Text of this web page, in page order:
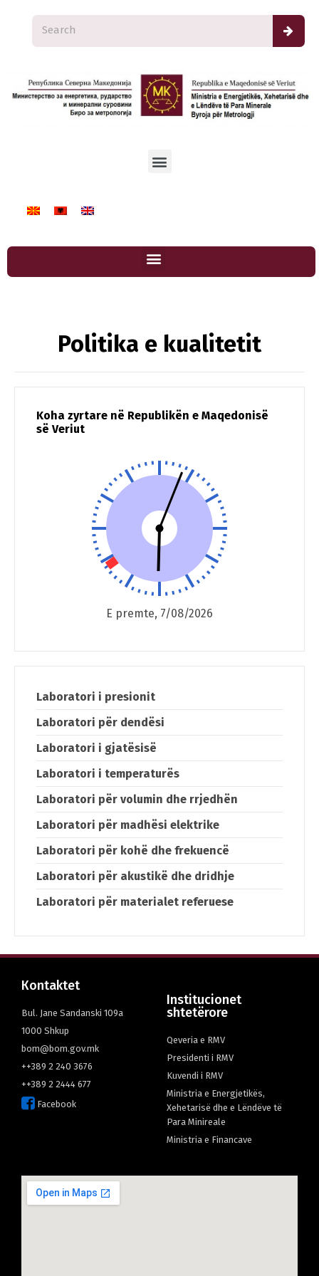
Politika e kualitetit
Koha zyrtare në Republikën e Maqedonisë
së Veriut
E premte, 7/08/2026
Laboratori i presionit
Laboratori për dendësi
Laboratori i gjatësisë
Laboratori i temperaturës
Laboratori për volumin dhe rrjedhën
Laboratori për madhësi elektrike
Laboratori për kohë dhe frekuencë
Laboratori për akustikë dhe dridhje
Laboratori për materialet referuese
Кontaktet
Bul. Jane Sandanski 109а
1000 Shkup
bom@bom.gov.mk
++389 2 240 3676
++389 2 2444 677
Facebook
Institucionet
shtetërore
Qeveria e RMV
Presidenti i RMV
Kuvendi i RMV
Ministria e Energjetikës,
Xehetarisë dhe e Lëndëve të
Para Minireale
Мinistria e Financave
македонски
English